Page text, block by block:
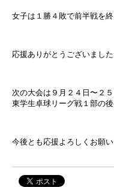
女子は１勝４敗で前半戦を終
応援ありがとうございました
次の大会は９月２４日〜２
東学生卓球リーグ戦１部の後
今後とも応援よろしくお願い